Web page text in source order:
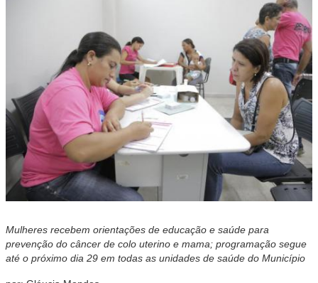
Mulheres recebem orientações de educação e saúde para
prevenção do câncer de colo uterino e mama; programação segue
até o próximo dia 29 em todas as unidades de saúde do Município